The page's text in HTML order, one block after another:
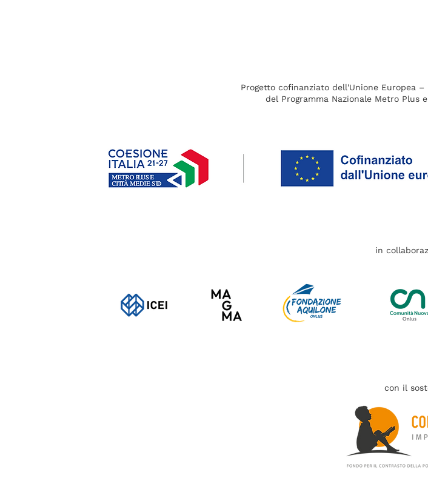
Progetto cofinanziato dell'Unione Europea –
del Programma Nazionale Metro Plus
in
con il